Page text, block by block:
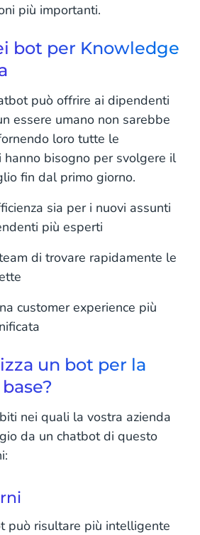
più importanti.
bot per Knowledge
può offrire ai dipendenti
essere umano non sarebbe
loro tutte le
hanno bisogno per svolgere il
fin dal primo giorno.
sia per i nuovi assunti
più esperti
di trovare rapidamente le
customer experience più
un bot per la
nei quali la vostra azienda
da un chatbot di questo
può risultare più intelligente